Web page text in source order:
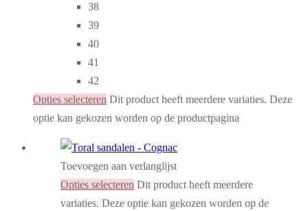
38
39
40
41
42
Opties selecteren Dit product heeft meerdere variaties. Deze
optie kan gekozen worden op de productpagina
Toevoegen aan verlanglijst
Opties selecteren Dit product heeft meerdere
variaties. Deze optie kan gekozen worden op de